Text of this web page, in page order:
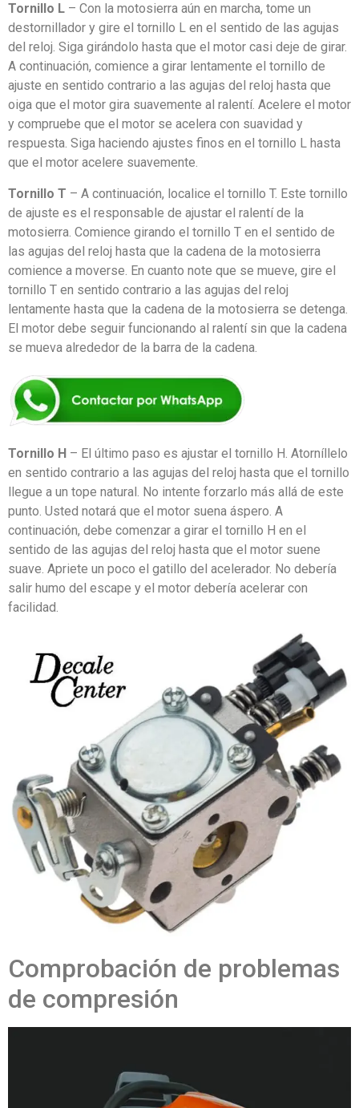
Tornillo L – Con la motosierra aún en marcha, tome un
destornillador y gire el tornillo L en el sentido de las agujas
del reloj. Siga girándolo hasta que el motor casi deje de girar.
A continuación, comience a girar lentamente el tornillo de
ajuste en sentido contrario a las agujas del reloj hasta que
oiga que el motor gira suavemente al ralentí. Acelere el motor
y compruebe que el motor se acelera con suavidad y
respuesta. Siga haciendo ajustes finos en el tornillo L hasta
que el motor acelere suavemente.
Tornillo T – A continuación, localice el tornillo T. Este tornillo
de ajuste es el responsable de ajustar el ralentí de la
motosierra. Comience girando el tornillo T en el sentido de
las agujas del reloj hasta que la cadena de la motosierra
comience a moverse. En cuanto note que se mueve, gire el
tornillo T en sentido contrario a las agujas del reloj
lentamente hasta que la cadena de la motosierra se detenga.
El motor debe seguir funcionando al ralentí sin que la cadena
se mueva alrededor de la barra de la cadena.
Tornillo H – El último paso es ajustar el tornillo H. Atorníllelo
en sentido contrario a las agujas del reloj hasta que el tornillo
llegue a un tope natural. No intente forzarlo más allá de este
punto. Usted notará que el motor suena áspero. A
continuación, debe comenzar a girar el tornillo H en el
sentido de las agujas del reloj hasta que el motor suene
suave. Apriete un poco el gatillo del acelerador. No debería
salir humo del escape y el motor debería acelerar con
facilidad.
Comprobación de problemas
de compresión